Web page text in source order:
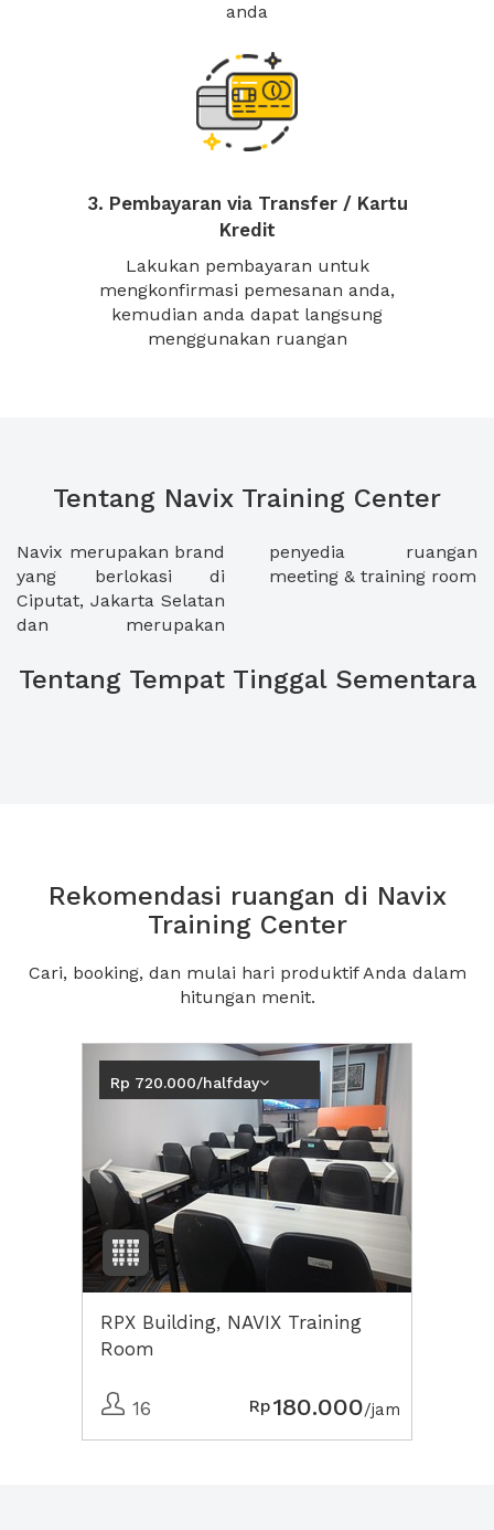
anda
3. Pembayaran via Transfer / Kartu
Kredit
Lakukan pembayaran untuk
mengkonfirmasi pemesanan anda,
kemudian anda dapat langsung
menggunakan ruangan
Tentang Navix Training Center
Navix merupakan brand
yang berlokasi di
Ciputat, Jakarta Selatan
dan merupakan
penyedia ruangan
meeting & training room
Tentang Tempat Tinggal Sementara
Rekomendasi ruangan di Navix
Training Center
Cari, booking, dan mulai hari produktif Anda dalam
hitungan menit.
Previous Next2
Rp 720.000/halfday
RPX Building, NAVIX Training
Room
16 Rp180.000/jam